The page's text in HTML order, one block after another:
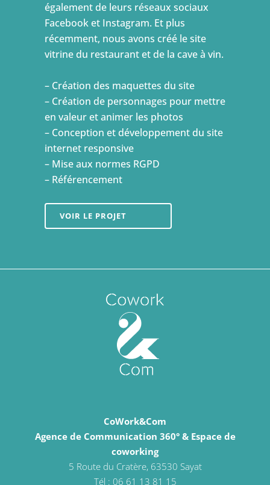
également de leurs réseaux sociaux
Facebook et Instagram. Et plus
récemment, nous avons créé le site
vitrine du restaurant et de la cave à vin.
– Création des maquettes du site
– Création de personnages pour mettre
en valeur et animer les photos
– Conception et développement du site
internet responsive
– Mise aux normes RGPD
– Référencement
VOIR LE PROJET
CoWork&Com
Agence de Communication 360° & Espace de
coworking
5 Route du Cratère, 63530 Sayat
Tél : 06 61 13 81 15